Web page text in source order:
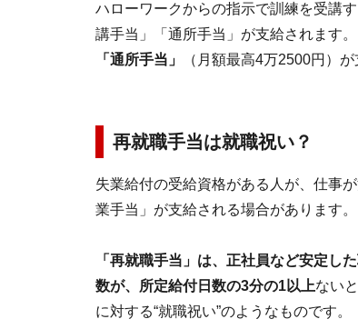
ハローワークからの指示で訓練を受講
講手当」「通所手当」が支給されます。
「通所手当」
（月額最高4万2500円）が
再就職手当は就職祝い？
失業給付の受給資格がある人が、仕事
業手当」が支給される場合があります。
「再就職手当」は、正社員など安定し
数が、所定給付日数の3分の1以上ない
に対する“就職祝い”のようなものです。